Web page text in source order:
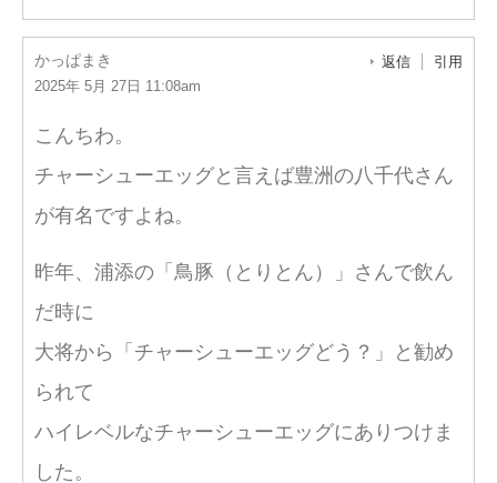
かっぱまき
2025年 5月 27日 11:08am
返信 引用
こんちわ。
チャーシューエッグと言えば豊洲の八千代さん
が有名ですよね。
昨年、浦添の「鳥豚（とりとん）」さんで飲ん
だ時に
大将から「チャーシューエッグどう？」と勧め
られて
ハイレベルなチャーシューエッグにありつけま
した。